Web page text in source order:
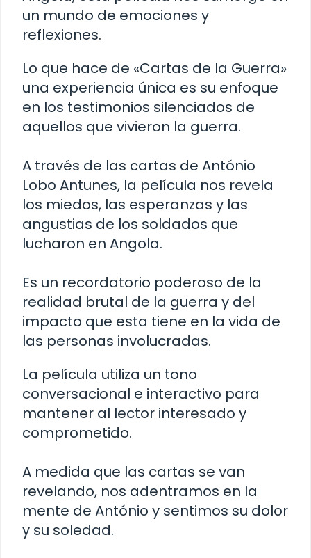
un mundo de emociones y
reflexiones.
Lo que hace de «Cartas de la Guerra»
una experiencia única es su enfoque
en los testimonios silenciados de
aquellos que vivieron la guerra.
A través de las cartas de António
Lobo Antunes, la película nos revela
los miedos, las esperanzas y las
angustias de los soldados que
lucharon en Angola.
Es un recordatorio poderoso de la
realidad brutal de la guerra y del
impacto que esta tiene en la vida de
las personas involucradas.
La película utiliza un tono
conversacional e interactivo para
mantener al lector interesado y
comprometido.
A medida que las cartas se van
revelando, nos adentramos en la
mente de António y sentimos su dolor
y su soledad.